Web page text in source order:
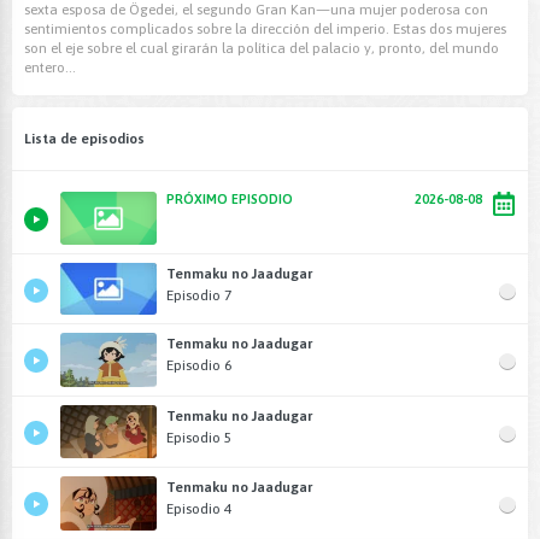
sexta esposa de Ögedei, el segundo Gran Kan—una mujer poderosa con
sentimientos complicados sobre la dirección del imperio. Estas dos mujeres
son el eje sobre el cual girarán la política del palacio y, pronto, del mundo
entero...
Lista de episodios
PRÓXIMO EPISODIO 2026-08-08
Tenmaku no Jaadugar
Episodio 7
Tenmaku no Jaadugar
Episodio 6
Tenmaku no Jaadugar
Episodio 5
Tenmaku no Jaadugar
Episodio 4